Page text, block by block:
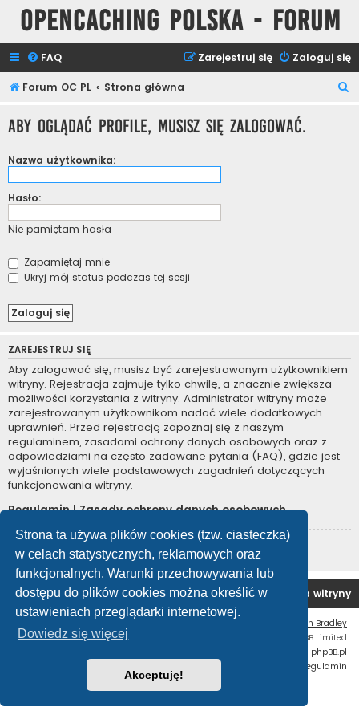
Strona ta używa plików cookies (tzw. ciasteczka)
w celach statystycznych, reklamowych oraz
funkcjonalnych. Warunki przechowywania lub
dostępu do plików cookies można określić w
ustawieniach przeglądarki internetowej.
Dowiedz się więcej
Akceptuję!
Opencaching Polska - Forum
FAQ Zaloguj się
Zarejestruj się
Forum OC PL Strona główna
k
Aby oglądać profile, musisz się zalogować.
Nazwa użytkownika:
Hasło:
Nie pamiętam hasła
Zapamiętaj mnie
Ukryj mój status podczas tej sesji
ZAREJESTRUJ SIĘ
Aby zalogować się, musisz być zarejestrowanym użytkownikiem
witryny. Rejestracja zajmuje tylko chwilę, a znacznie zwiększa
możliwości korzystania z witryny. Administrator witryny może
zarejestrowanym użytkownikom nadać wiele dodatkowych
uprawnień. Przed rejestracją zapoznaj się z naszym
regulaminem, zasadami ochrony danych osobowych oraz z
odpowiedziami na często zadawane pytania (FAQ), gdzie jest
wyjaśnionych wiele podstawowych zagadnień dotyczących
funkcjonowania witryny.
Regulamin|Zasady ochrony danych osobowych
Zarejestruj się
Forum OC PL Strona główna Usuń ciasteczka witryny
Ian Bradley
Technologię dostarcza
® Forum Software © phpBB Limited
phpBB.pl
Regulamin